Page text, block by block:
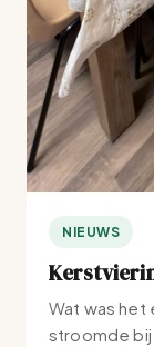
NIEUWS
Wat was het
stroomde bij